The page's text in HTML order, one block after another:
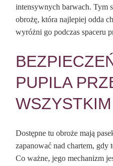
intensywnych barwach. Tym
obrożę, która najlepiej odda
wyróżni go podczas spaceru
PUPILA
WSZYSTKIM
Dostępne tu obroże mają
zapanować nad chartem, gdy
Co ważne, jego mechanizm